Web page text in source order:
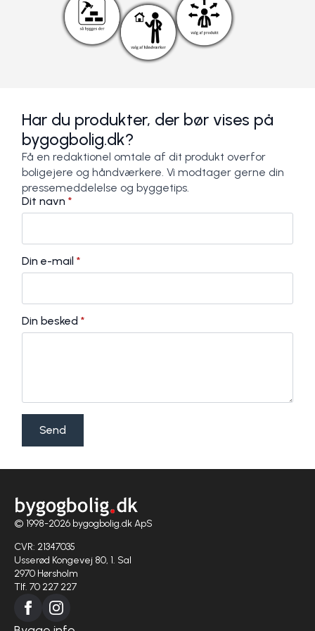
Har du produkter, der bør vises på
bygogbolig.dk?
Få en redaktionel omtale af dit produkt overfor
boligejere og håndværkere. Vi modtager gerne din
pressemeddelelse og byggetips.
Dit navn *
Din e-mail *
Din besked *
Send
© 1998-2026 bygogbolig.dk ApS
CVR: 21347035
Usserød Kongevej 80, 1. Sal
2970 Hørsholm
Tlf. 70 227 227